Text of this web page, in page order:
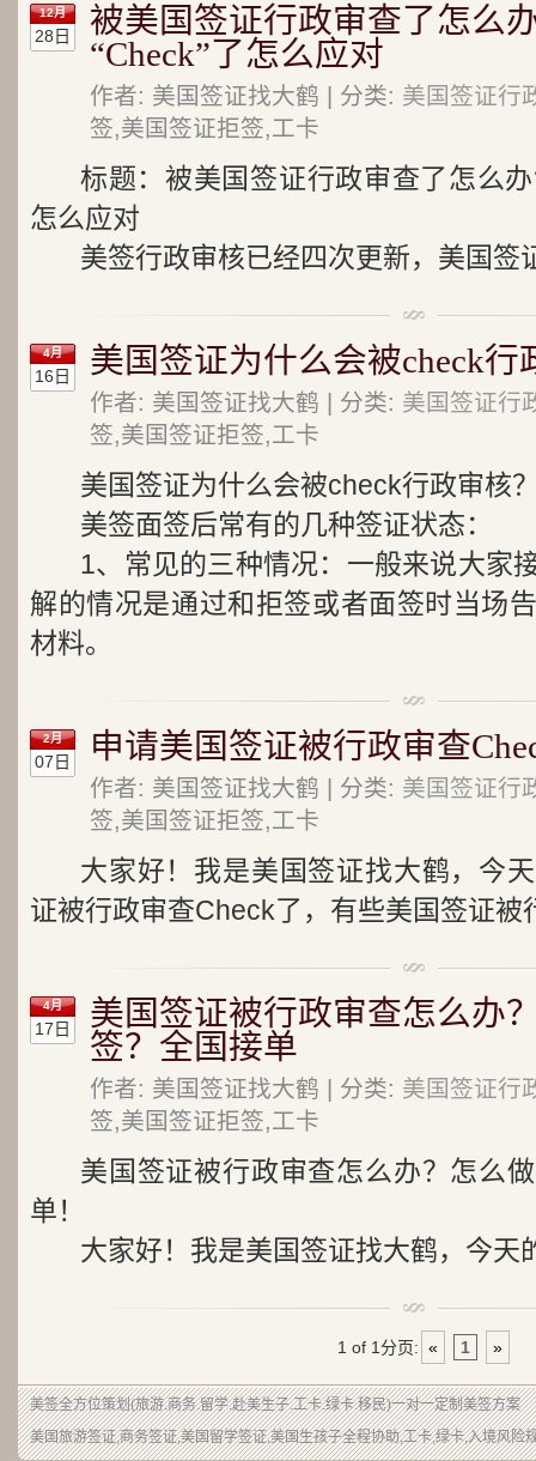
12月
28日
被美国签证行政审查了怎么
“Check”了怎么应对
作者: 美国签证找大鹤 | 分类: 美国签证行
签,美国签证拒签,工卡
标题：被美国签证行政审查了怎么
怎么应对
美签行政审核已经四次更新，美国签
4月
16日 美国签证为什么会被check行
作者: 美国签证找大鹤 | 分类: 美国签证行
签,美国签证拒签,工卡
美国签证为什么会被check行政审核
美签面签后常有的几种签证状态：
1、常见的三种情况：一般来说大家
解的情况是通过和拒签或者面签时当场
材料。
2月
07日 申请美国签证被行政审查
作者: 美国签证找大鹤 | 分类: 美国签证行
签,美国签证拒签,工卡
大家好！我是美国签证找大鹤，今
证被行政审查Check了，有些美国签证被
4月
17日
美国签证被行政审查怎么办
签？全国接单
作者: 美国签证找大鹤 | 分类: 美国签证行
签,美国签证拒签,工卡
美国签证被行政审查怎么办？怎么
单！
大家好！我是美国签证找大鹤，今天
1 of 1分页: « 1 »
美签全方位策划(旅游.商务.留学.赴美生子.工卡.绿卡.移民)一对一定制美签方案
美国旅游签证,商务签证,美国留学签证,美国生孩子全程协助,工卡,绿卡,入境风险